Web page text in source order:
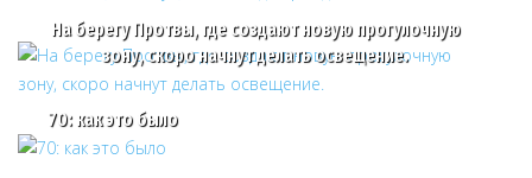
На берегу Протвы, где создают новую прогулочную
зону, скоро начнут делать освещение.
70: как это было